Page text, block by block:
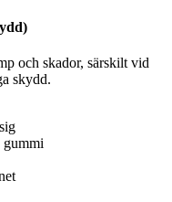
och skador, särskilt vid
skydd.
gummi